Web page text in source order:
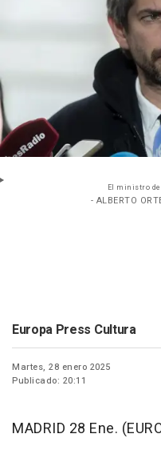
El ministro
- ALBERTO
Europa Press Cultura
Martes, 28 enero 2025
Publicado: 20:11
MADRID 28 Ene.